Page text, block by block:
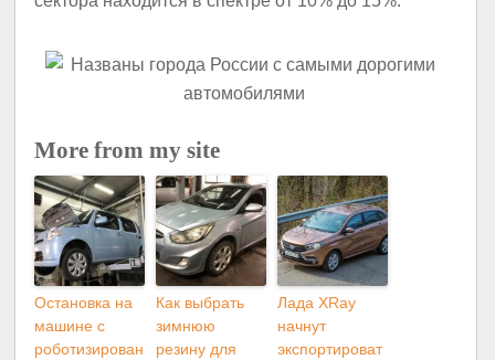
More from my site
Остановка на
машине с
роботизирован
Как выбрать
зимнюю
резину для
Лада XRay
начнут
экспортироват